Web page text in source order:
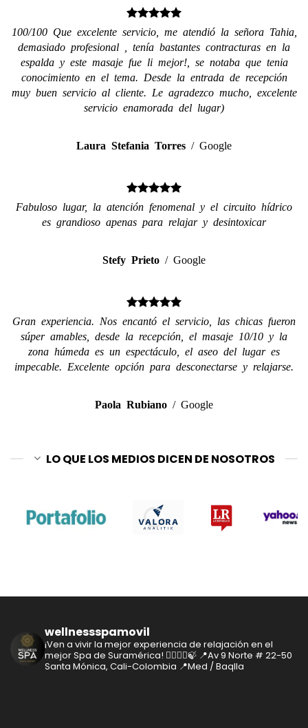
100/100 Que excelente servicio, me atendió la señora Tahia,
demasiado profesional , tenía bastantes contracturas en la
espalda y este masaje fue li mejor!, se notaba que tenia
conocimiento en el tema. Desde la entrada de recepción
muy buen servicio al cliente. Le agradezco mucho, excelente
servicio enamorada del lugar)
Laura Stefania Torres / Google
Fabuloso lugar, la atención fenomenal y el circuito hídrico
es grandioso apenas para relajar y desintoxicar
Stefy Prieto / Google
Gran experiencia. Nos encantó el servicio, las chicas fueron
súper amables, desde la recepción, el masaje 10/10 y la
zona húmeda es un espectáculo, el aseo del lugar es
impecable. Excelente opción para desconectarse y relajarse.
Paola Rubiano / Google
LO QUE LOS MEDIOS DICEN DE NOSOTROS
wellnessspamovil
¡Ven a vivir la mejor experiencia de relajación en el
mejor Spa de Suramérica! 🧘‍♂️🧘‍♀️🍃 📍Av 9 Norte # 22-50
Santa Mónica, Cali-Colombia 📍Med / Baqlla